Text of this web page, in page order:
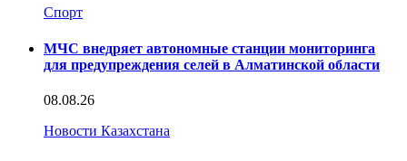
Спорт
МЧС внедряет автономные станции мониторинга
для предупреждения селей в Алматинской области
08.08.26
Новости Казахстана